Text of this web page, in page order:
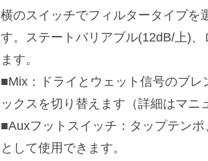
横のスイッチでフィルタータイプを
す。ステートバリアブル(12dB/上)
ます。
■Mix：ドライとウェット信号のブレ
ックスを切り替えます（詳細はマニ
■Auxフットスイッチ：タップテン
として使用できます。